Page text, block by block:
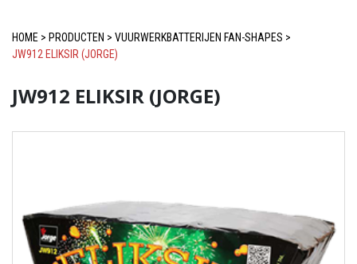
HOME > PRODUCTEN > VUURWERKBATTERIJEN FAN-SHAPES >
JW912 ELIKSIR (JORGE)
JW912 ELIKSIR (JORGE)